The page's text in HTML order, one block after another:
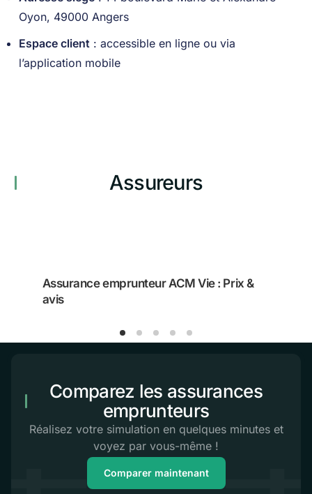
Oyon, 49000 Angers
Espace client : accessible en ligne ou via
l’application mobile
Assureurs
Assurance emprunteur ACM Vie : Prix &
avis
Comparez les assurances
emprunteurs
Réalisez votre simulation en quelques minutes et
voyez par vous-même !
Comparer maintenant